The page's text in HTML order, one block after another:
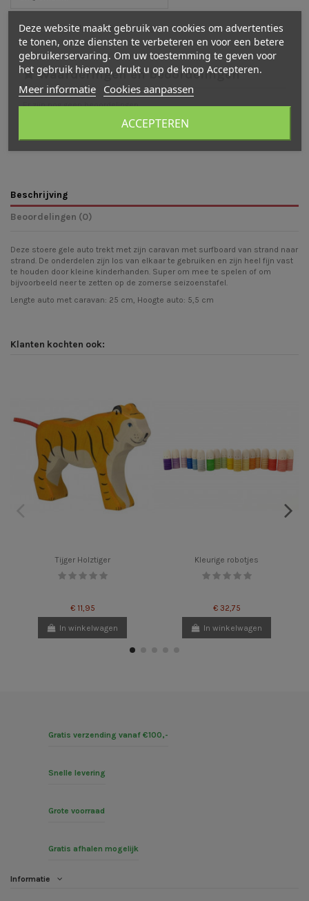
Waarderingen en beoordelingen
Er zijn nog geen beoordelingen
Schrijf een beoordeling
Beschrijving
Beoordelingen (0)
Deze stoere gele auto trekt met zijn caravan met surfboard van strand naar
strand. De onderdelen zijn los van elkaar te gebruiken en zijn heel fijn vast
te houden door kleine kinderhanden. Super om mee te spelen of om
bijvoorbeeld neer te zetten op de zomerse seizoenstafel.
Lengte auto met caravan: 25 cm, Hoogte auto: 5,5 cm
Klanten kochten ook:
Tijger Holztiger
€ 11,95
In winkelwagen
Kleurige robotjes
€ 32,75
In winkelwagen
Gratis verzending vanaf €100,-
Snelle levering
Grote voorraad
Gratis afhalen mogelijk
Informatie
Deze website maakt gebruik van cookies om advertenties
te tonen, onze diensten te verbeteren en voor een betere
gebruikerservaring. Om uw toestemming te geven voor
het gebruik hiervan, drukt u op de knop Accepteren.
Meer informatie Cookies aanpassen
ACCEPTEREN